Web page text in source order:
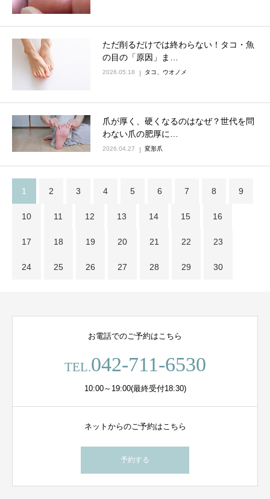
ただ削るだけでは終わらない！タコ・魚
の目の「原因」ま…
2026.05.18 タコ、ウオノメ
爪が厚く、硬くなるのはなぜ？世代を問
わない爪の肥厚に…
2026.04.27 変形爪
1 2 3 4 5 6 7 8 9
10 11 12 13 14 15 16
17 18 19 20 21 22 23
24 25 26 27 28 29 30
お電話でのご予約はこちら
TEL.042-711-6530
10:00～19:00(最終受付18:30)
ネットからのご予約はこちら
予約する